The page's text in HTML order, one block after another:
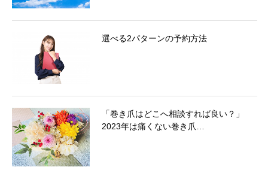
選べる2パターンの予約方法
「巻き爪はどこへ相談すれば良い？」
2023年は痛くない巻き爪…